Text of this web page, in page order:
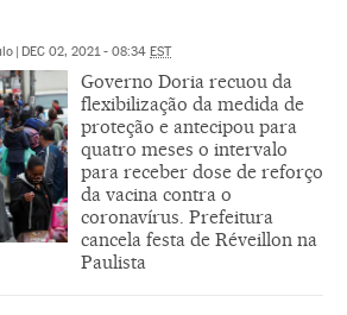
| DEC 02, 2021 - 08:34 EST
Governo Doria recuou da
flexibilização da medida de
proteção e antecipou para
quatro meses o intervalo
para receber dose de reforço
da vacina contra o
coronavírus. Prefeitura
cancela festa de Réveillon na
Paulista